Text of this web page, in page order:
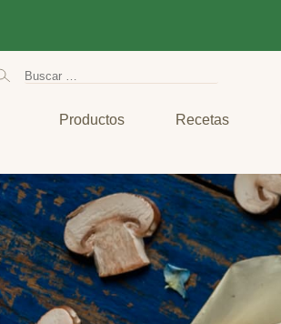
Productos Recetas